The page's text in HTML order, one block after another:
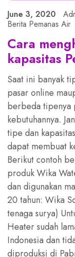
June 3, 2020
Berita Pemanas Air
Cara
kapasitas
Saat ini banyak
pasar online
berbeda tipenya
kebutuhannya.
tipe dan
dapat membuat
Berikut contoh
produk Wika
dan digunakan
20 tahun: Wika
tenaga surya)
Heater sudah
Indonesia dan
diproduksi di